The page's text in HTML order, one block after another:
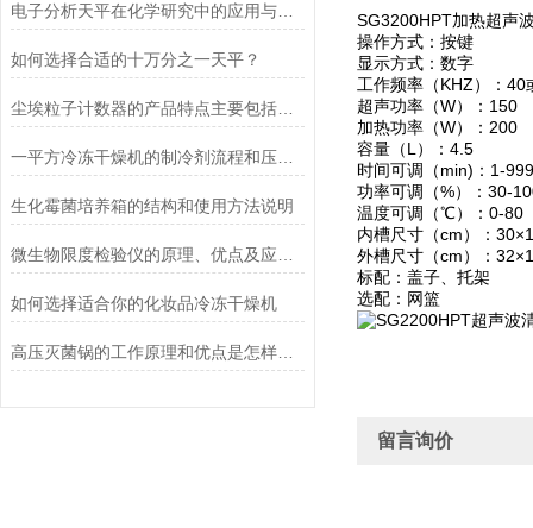
电子分析天平在化学研究中的应用与优势说明
如何选择合适的十万分之一天平？
尘埃粒子计数器的产品特点主要包括哪些？
一平方冷冻干燥机的制冷剂流程和压缩空气流程
生化霉菌培养箱的结构和使用方法说明
如何选择适合你的化妆品冷冻干燥机
高压灭菌锅的工作原理和优点是怎样的？
SG3200HPT加热超声
操作方式：按键
显示方式：数字
工作频率（KHZ）：
超声功率（W）：150
加热功率（W）：200
容量（L）：4.5
时间可调（min)：1-
功率可调（%）：30-
温度可调（℃）：0-80
内槽尺寸（cm）：
外槽尺寸（cm）：
标配：盖子、托架
选配：网篮
留言询价